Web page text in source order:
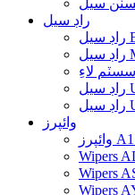
راڊ سيل
لاءِ
وائپرز